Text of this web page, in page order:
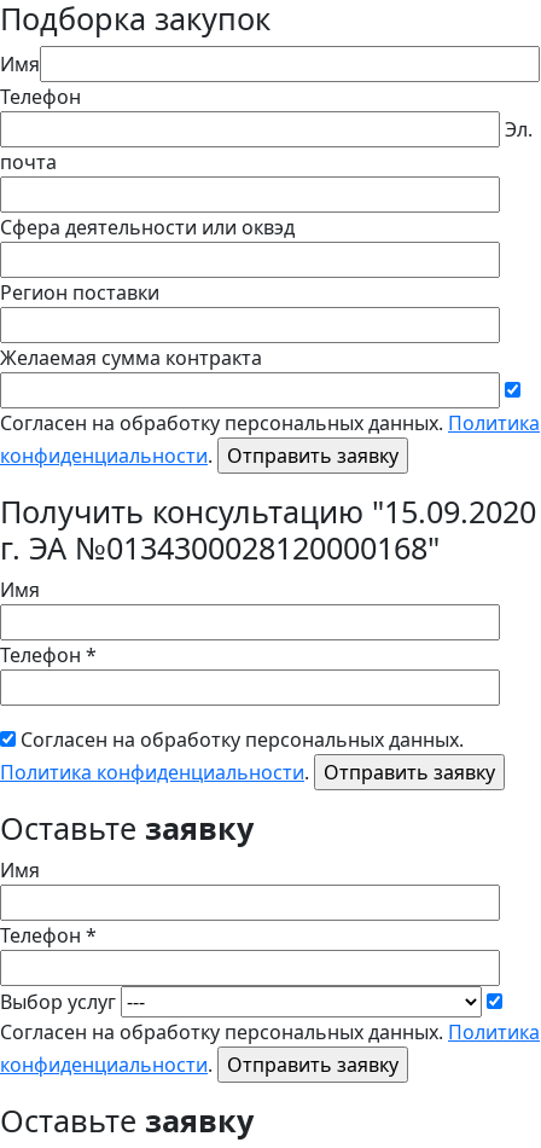
Подборка закупок
Имя
Телефон
Эл.
почта
Сфера деятельности или оквэд
Регион поставки
Желаемая сумма контракта
Согласен на обработку персональных данных. Политика
конфиденциальности.
Получить консультацию "15.09.2020
г. ЭА №0134300028120000168"
Имя
Телефон *
Согласен на обработку персональных данных.
Политика конфиденциальности.
Оставьте заявку
Имя
Телефон *
Выбор услуг
Согласен на обработку персональных данных. Политика
конфиденциальности.
Оставьте заявку